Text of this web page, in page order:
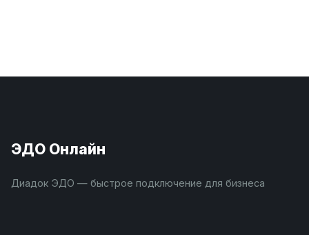
ЭДО Онлайн
Диадок ЭДО — быстрое подключение для бизнеса